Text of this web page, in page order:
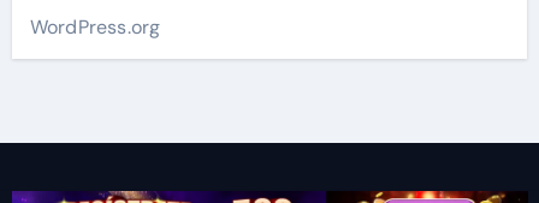
WordPress.org